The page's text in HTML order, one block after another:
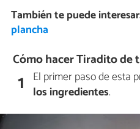
También te puede
plancha
Cómo hacer Tiradito de
1 El primer paso de esta
los ingredientes.